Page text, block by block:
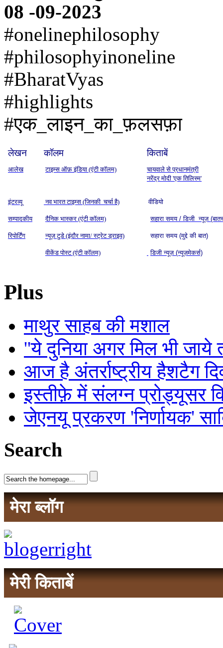
08 -09-2023
#onelinephilosophy
#philosophyinoneline
#BharatVyas
#highlights
#एक_लाइन_का_फ़लसफ़ा
लेखन कॉलम किताबें
आलेख टाइम्स ऑफ़ इंडिया (एंटी कॉलम)
चायवाले से प्रधानमंत्री
नरेंद्र मोदी 'एक तिलिस्म'
इंटरव्यू नव भारत टाइम्स (जिनकी चर्चा है) वीडियो
सम्पादकीय दैनिक भास्कर (एंटी कॉलम) सहारा समय / डिजी न्यूज़
रिपोर्टिंग न्यूज़ टुडे (इंदौर नामा/ स्ट्रेट ड्राइव) सहारा समय (मुद्दे की बात)
वीकेंड पोस्ट (एंटी कॉलम) डिजी न्यूज़ (न्यूज़मेकर्स)
Plus
माथुर साहब की मशाल
''ये दुनिया अगर मिल भी जाये
आज है अंतर्राष्ट्रीय हैशटैग
इस्तीफ़े में संलग्न प्रोड्यूसर
जेएनयू प्रकरण 'निर्णायक'
Search
मेरा ब्लॉग
मेरी किताबें